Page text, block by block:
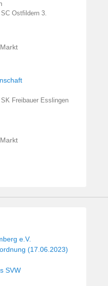
Ostfildern 3.
Freibauer Esslingen
e.V.
(17.06.2023)
SVW